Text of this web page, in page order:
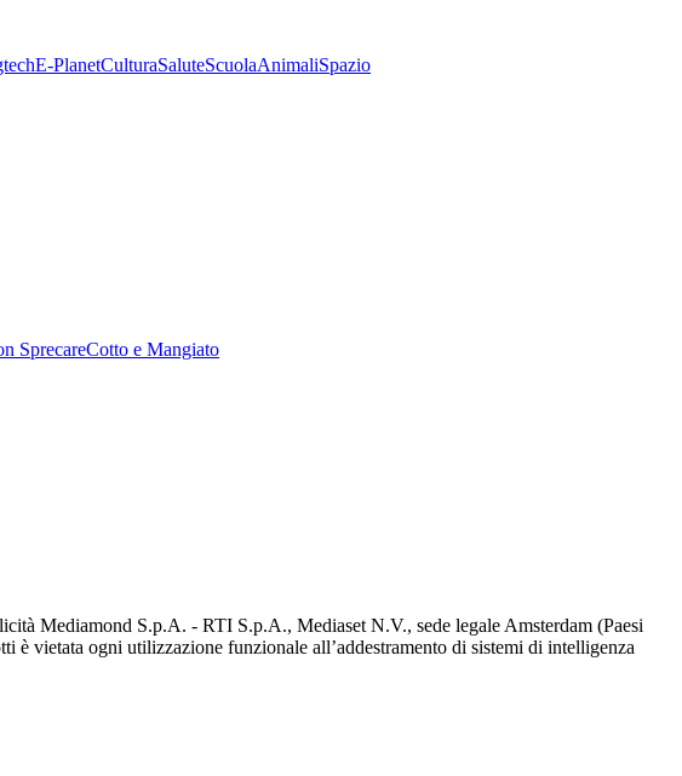
E-PlanetCulturaSaluteScuolaAnimaliSpazio
SprecareCotto e Mangiato
Mediamond S.p.A. - RTI S.p.A., Mediaset N.V., sede legale Amsterdam (Paesi
è vietata ogni utilizzazione funzionale all’addestramento di sistemi di intelligenza